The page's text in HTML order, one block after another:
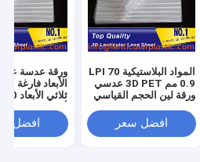
المواد البلاستيكية 70 LPI
0.9 مم 3D PET عدسي
ورقة لين الحجم القياسي
عدسي النافثة للحبر
افضل سعر
ورقة عدسة
سمك 0.9
طباعة الأوفست
افضل